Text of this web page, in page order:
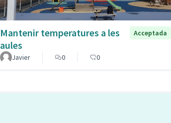
Mantenir temperatures a les
aules
Acceptada
Javier 0 0